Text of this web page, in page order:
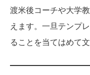
渡米後コーチや大学
えます。一旦テンプ
ることを当てはめて